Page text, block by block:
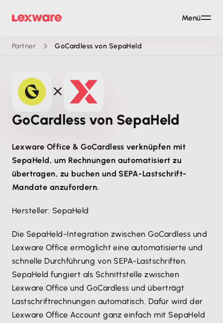
Partner GoCardless von SepaHeld
GoCardless von SepaHeld
Lexware Office & GoCardless verknüpfen mit
SepaHeld, um Rechnungen automatisiert zu
übertragen, zu buchen und SEPA-Lastschrift-
Mandate anzufordern.
Hersteller: SepaHeld
Die SepaHeld-Integration zwischen GoCardless und
Lexware Office ermöglicht eine automatisierte und
schnelle Durchführung von SEPA-Lastschriften.
SepaHeld fungiert als Schnittstelle zwischen
Lexware Office und GoCardless und überträgt
Lastschriftrechnungen automatisch. Dafür wird der
Lexware Office Account ganz einfach mit SepaHeld
Menü